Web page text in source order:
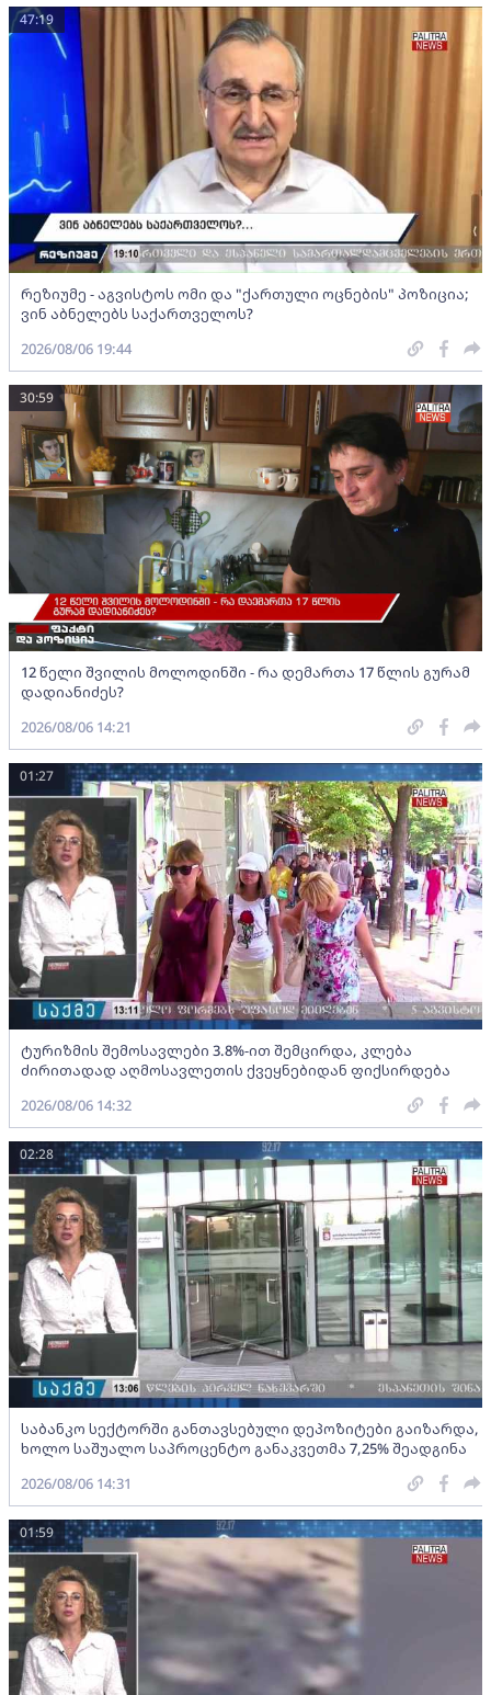
რეზიუმე - აგვისტოს ომი და "ქართული ოცნების" პოზიცია;
ვინ აბნელებს საქართველოს?
47:19
2026/08/06 19:44
12 წელი შვილის მოლოდინში - რა დემართა 17 წლის გურამ
დადიანიძეს?
30:59
2026/08/06 14:21
ტურიზმის შემოსავლები 3.8%-ით შემცირდა, კლება
ძირითადად აღმოსავლეთის ქვეყნებიდან ფიქსირდება
01:27
2026/08/06 14:32
საბანკო სექტორში განთავსებული დეპოზიტები გაიზარდა,
ხოლო საშუალო საპროცენტო განაკვეთმა 7,25% შეადგინა
02:28
2026/08/06 14:31
01:59